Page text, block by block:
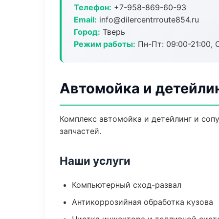
Телефон: +7-958-869-60-93
Email: info@dilercentrroute854.ru
Город: Тверь
Режим работы: Пн-Пт: 09:00-21:00,
Автомойка и
Комплекс автомойка и детейлинг и
запчастей.
Наши услуги
Компьютерный сход-развал
Антикоррозийная обработка кузова